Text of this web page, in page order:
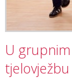
U